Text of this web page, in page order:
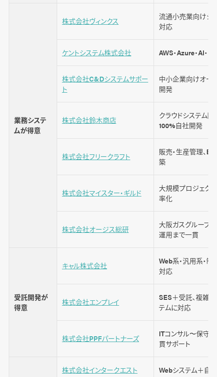
＋α 「依頼側の要件が曖昧」は失敗のもと
システム開発の費用相場と費用を抑えるポイン
業務システ
ムが得意
株式会社ヴィンクス
流通小売業向けシ
対応
ケントシステム株式会社 AWS・Azure・AI・
株式会社C&Dシステムサポー
ト
中小企業向けオー
開発
株式会社鈴木商店
クラウドシステム開
100%自社開発
株式会社フリークラフト
販売・生産管理、
築
株式会社マイスター・ギルド
大規模プロジェクト
率化
株式会社オージス総研
大阪ガスグループ、
運用まで一貫
受託開発が
得意
キャル株式会社
Web系・汎用系・制
対応
株式会社エンプレイ
SES＋受託、複雑
テムに対応
株式会社PPFパートナーズ
ITコンサル〜保守
貫サポート
株式会社インタークエスト Webシステム＋自